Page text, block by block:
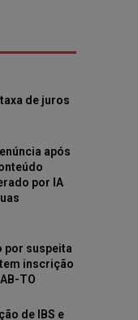
de juros
após
por IA
por suspeita
inscrição
TO
de IBS e